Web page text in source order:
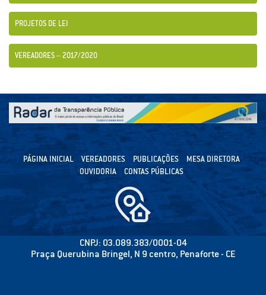
PROJETOS DE LEI
VEREADORES – 2017/2020
PÁGINA INICIAL VEREADORES PUBLICAÇÕES
MESA DIRETORA
OUVIDORIA
CONTAS PÚBLICAS
CNPJ: 03.089.383/0001-04
Praça Querubina Bringel, N 9 centro, Penaforte - CE